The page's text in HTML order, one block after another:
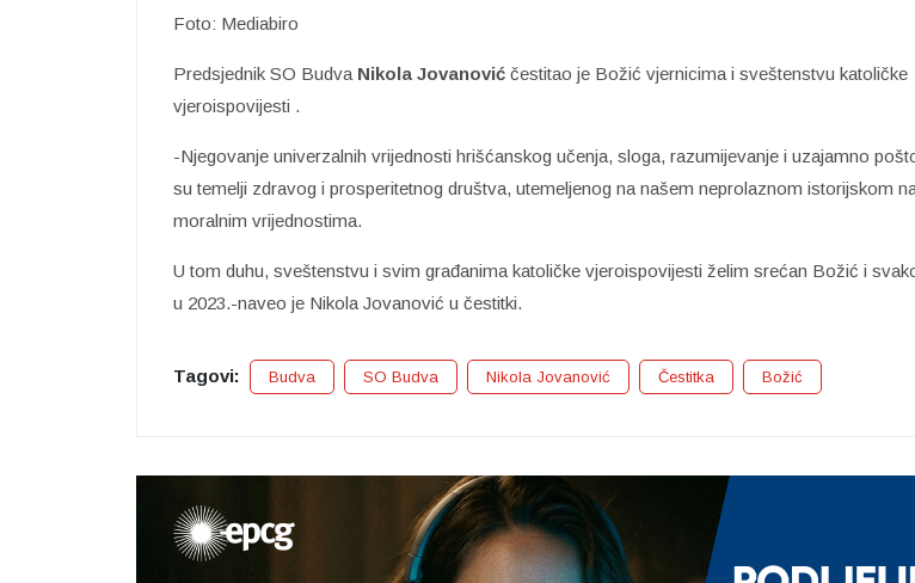
Foto: Mediabiro
Predsjednik SO Budva Nikola Jovanović čestitao je Božić vjernicima i sveštenstvu katoličke
vjeroispovijesti .
-Njegovanje univerzalnih vrijednosti hrišćanskog učenja, sloga, razumijevanje i uzajamno
su temelji zdravog i prosperitetnog društva, utemeljenog na našem neprolaznom istorijskom
moralnim vrijednostima.
U tom duhu, sveštenstvu i svim građanima katoličke vjeroispovijesti želim srećan Božić i
u 2023.-naveo je Nikola Jovanović u čestitki.
Tagovi: Budva SO Budva Nikola Jovanović Čestitka Božić